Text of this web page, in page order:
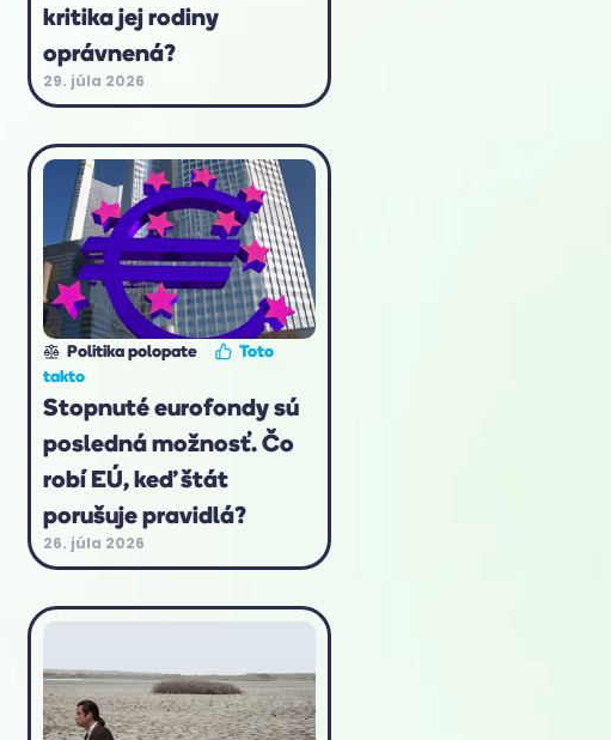
kritika jej rodiny
oprávnená?
29. júla 2026
Politika polopate
Toto
takto
Stopnuté eurofondy sú
posledná možnosť. Čo
robí EÚ, keď štát
porušuje pravidlá?
26. júla 2026